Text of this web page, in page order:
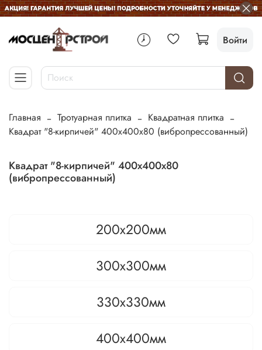
Войти
Главная Тротуарная плитка
Квадратная плитка
Квадрат "8-кирпичей" 400х400х80 (вибропрессованный)
Квадрат "8-кирпичей" 400х400х80
(вибропрессованный)
200х200мм
300х300мм
330х330мм
400х400мм